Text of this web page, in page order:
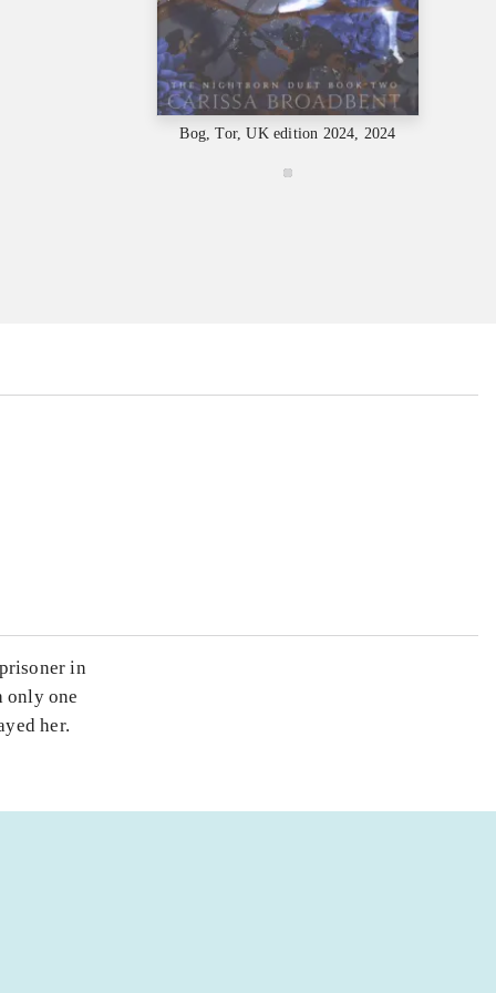
Bog, Tor, UK edition 2024, 2024
in
only one
her.